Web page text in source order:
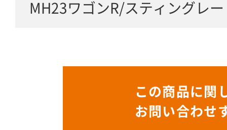
MH23ワゴンR/スティングレー
この商品に関
お問い合わせ